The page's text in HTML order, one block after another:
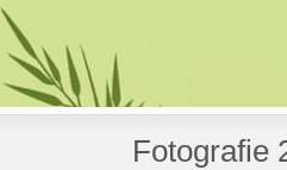
Fotografie